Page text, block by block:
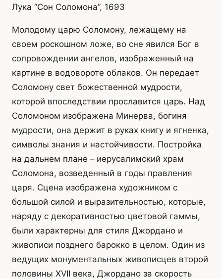
Лука “Сон Соломона”, 1693
Молодому царю Соломону, лежащему на
своем роскошном ложе, во сне явился Бог в
сопровождении ангелов, изображенный на
картине в водовороте облаков. Он передает
Соломону свет божественной мудрости,
которой впоследствии прославится царь. Над
Соломоном изображена Минерва, богиня
мудрости, она держит в руках книгу и ягненка,
символы знания и настойчивости. Постройка
на дальнем плане – иерусалимский храм
Соломона, возведенный в годы правления
царя. Сцена изображена художником с
большой силой и выразительностью, которые,
наряду с декоративностью цветовой гаммы,
были характерны для стиля Джордано и
живописи позднего барокко в целом. Один из
ведущих монументальных живописцев второй
половины XVII века, Джордано за скорость